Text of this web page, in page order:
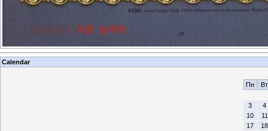
Calendar
Пн
Вт
3
4
10
11
17
18